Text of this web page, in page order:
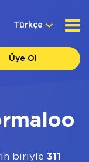
Türkçe
Üye Ol
biriyle 311